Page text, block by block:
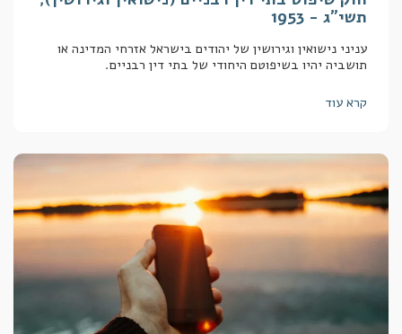
תשי"ג - 1953
עניני נישואין וגירושין של יהודים בישראל אזרחי המדינה או
תושביה יהיו בשיפוטם היחודי של בתי דין רבניים.
קרא עוד